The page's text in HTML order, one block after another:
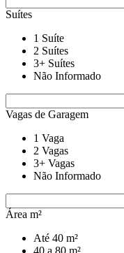
Suítes
1 Suíte
2 Suítes
3+ Suítes
Não Informado
Vagas de Garagem
1 Vaga
2 Vagas
3+ Vagas
Não Informado
Área m²
Até 40 m²
40 a 80 m²